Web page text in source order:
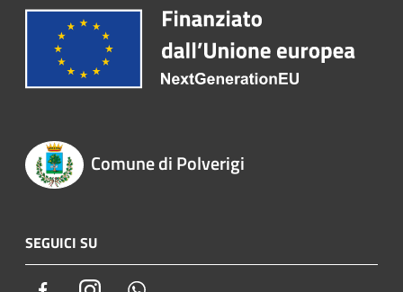
Comune di Polverigi
SEGUICI SU